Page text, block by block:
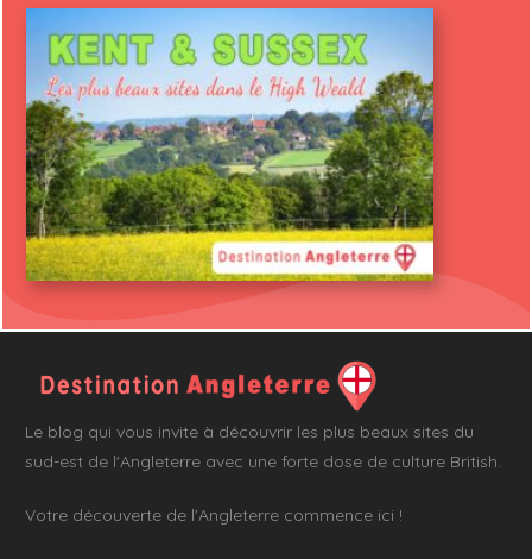
Le blog qui vous invite à découvrir les plus beaux sites du
sud-est de l'Angleterre avec une forte dose de culture British.
Votre découverte de l'Angleterre commence ici !